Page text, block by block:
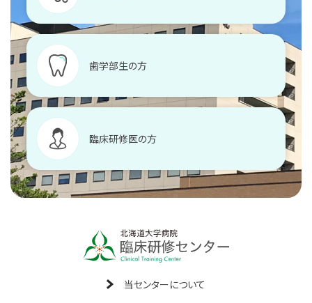
歯学部生の方
臨床研修医の方
当センターについて